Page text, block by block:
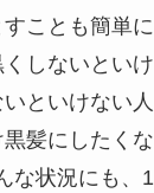
ことも簡単に
しないとい
といけない
髪にしたく
な状況にも、